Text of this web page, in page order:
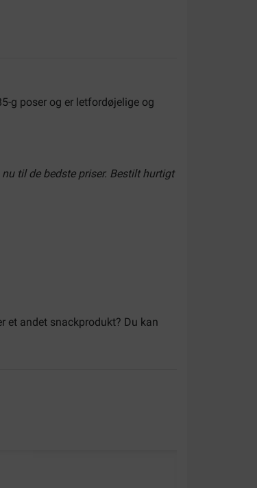
g poser og er letfordøjelige og
til de bedste priser. Bestilt hurtigt
et andet snackprodukt? Du kan